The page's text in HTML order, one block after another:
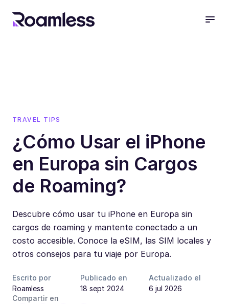
TRAVEL TIPS
¿Cómo Usar el iPhone
en Europa sin Cargos
de Roaming?
Descubre cómo usar tu iPhone en Europa sin
cargos de roaming y mantente conectado a un
costo accesible. Conoce la eSIM, las SIM locales y
otros consejos para tu viaje por Europa.
Escrito por
Roamless
Publicado en
18 sept 2024
Actualizado el
6 jul 2026
Compartir en